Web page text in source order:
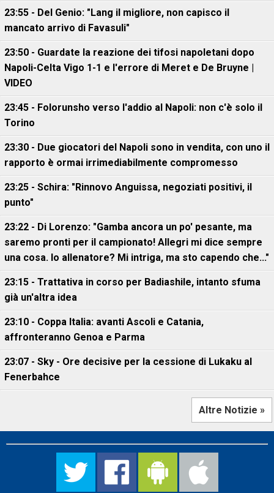
23:55 - Del Genio: "Lang il migliore, non capisco il
mancato arrivo di Favasuli"
23:50 - Guardate la reazione dei tifosi napoletani dopo
Napoli-Celta Vigo 1-1 e l'errore di Meret e De Bruyne |
VIDEO
23:45 - Folorunsho verso l'addio al Napoli: non c'è solo il
Torino
23:30 - Due giocatori del Napoli sono in vendita, con uno il
rapporto è ormai irrimediabilmente compromesso
23:25 - Schira: "Rinnovo Anguissa, negoziati positivi, il
punto"
23:22 - Di Lorenzo: "Gamba ancora un po' pesante, ma
saremo pronti per il campionato! Allegri mi dice sempre
una cosa. Io allenatore? Mi intriga, ma sto capendo che..."
23:15 - Trattativa in corso per Badiashile, intanto sfuma
già un'altra idea
23:10 - Coppa Italia: avanti Ascoli e Catania,
affronteranno Genoa e Parma
23:07 - Sky - Ore decisive per la cessione di Lukaku al
Fenerbahce
Altre Notizie »